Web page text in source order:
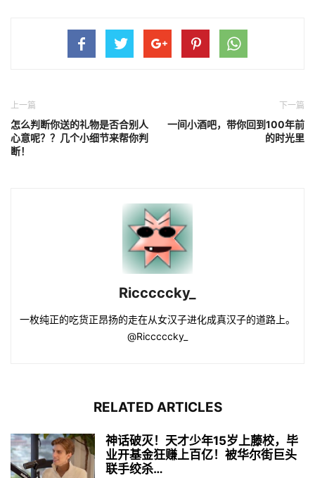
上一篇
怎么判断你送的礼物是否合别人
心意呢？？几个小细节来帮你判
断！
下一篇
一间小酒吧，带你回到100年前
的时光里
Ricccccky_
一枚纯正的吃货正昂扬的走在从女汉子进化成真汉子的道路上。
@Ricccccky_
RELATED ARTICLES
神话破灭！天才少年15岁上藤校，毕
业开基金狂赚上百亿！被华尔街巨头
联手绞杀…